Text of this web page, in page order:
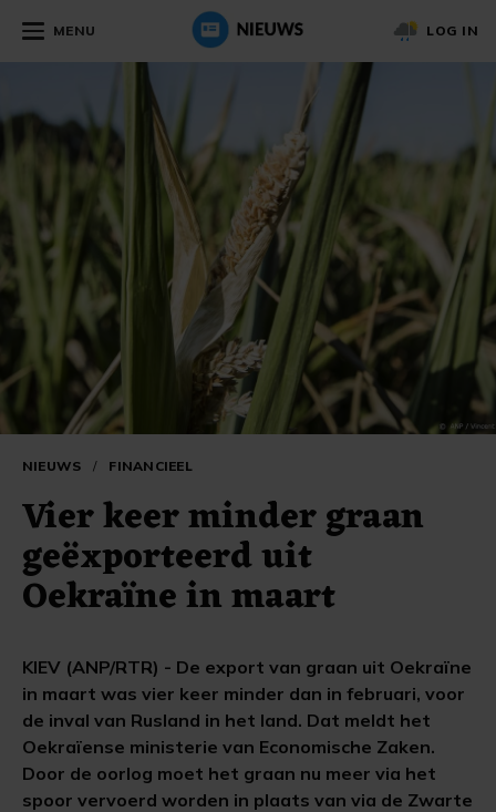
MENU LOG IN
NIEUWS / FINANCIEEL
Vier keer minder graan
geëxporteerd uit
Oekraïne in maart
KIEV (ANP/RTR) - De export van graan uit Oekraïne
in maart was vier keer minder dan in februari, voor
de inval van Rusland in het land. Dat meldt het
Oekraïense ministerie van Economische Zaken.
Door de oorlog moet het graan nu meer via het
spoor vervoerd worden in plaats van via de Zwarte